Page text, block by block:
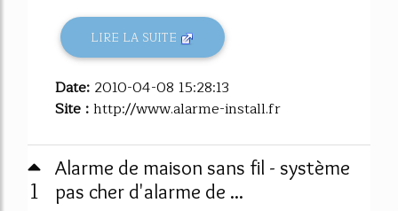
LIRE LA SUITE
Date: 2010-04-08 15:28:13
Site :http://www.alarme-install.fr
1
Alarme de maison sans fil - système
pas cher d'alarme de ...